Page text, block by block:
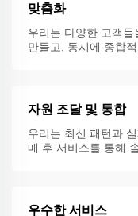
맞춤화
우리는 다양한 고객
만들고, 동시에 종합
자원 조달 및 통합
우리는 최신 패턴과
매 후 서비스를 통해
우수한 서비스